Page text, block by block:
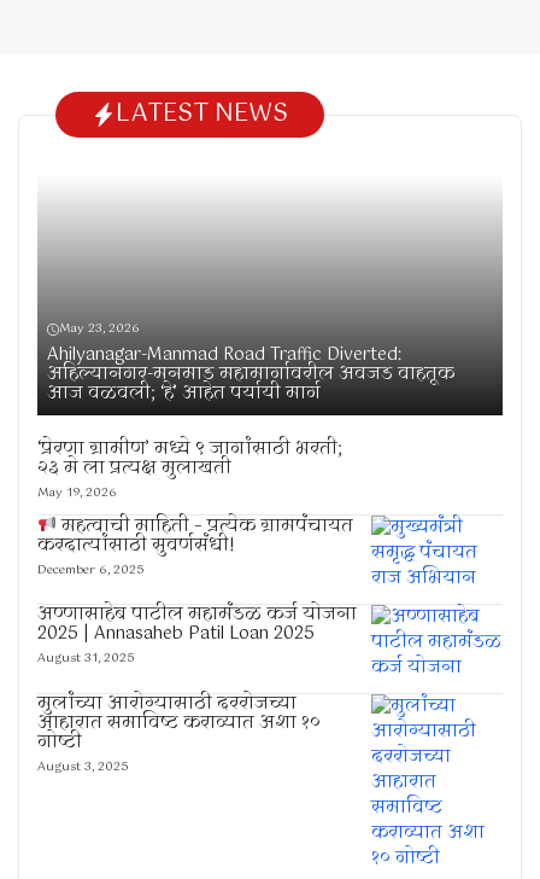
LATEST NEWS
May 23, 2026
Ahilyanagar-Manmad Road Traffic Diverted:
अहिल्यानगर-मनमाड महामार्गावरील अवजड वाहतूक
आज वळवली; ‘हे’ आहेत पर्यायी मार्ग
‘प्रेरणा ग्रामीण’ मध्ये ९ जागांसाठी भरती;
२३ मे ला प्रत्यक्ष मुलाखती
May 19, 2026
महत्वाची माहिती – प्रत्येक ग्रामपंचायत
करदात्यांसाठी सुवर्णसंधी!
December 6, 2025
अण्णासाहेब पाटील महामंडळ कर्ज योजना
2025 | Annasaheb Patil Loan 2025
August 31, 2025
मुलांच्या आरोग्यासाठी दररोजच्या
आहारात समाविष्ट कराव्यात अशा १०
गोष्टी
August 3, 2025